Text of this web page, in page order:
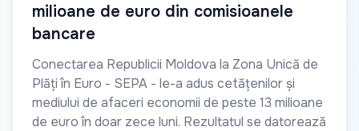
milioane de euro din comisioanele
bancare
Conectarea Republicii Moldova la Zona Unică de
Plăți în Euro - SEPA - le-a adus cetățenilor și
mediului de afaceri economii de peste 13 milioane
de euro în doar zece luni. Rezultatul se datorează